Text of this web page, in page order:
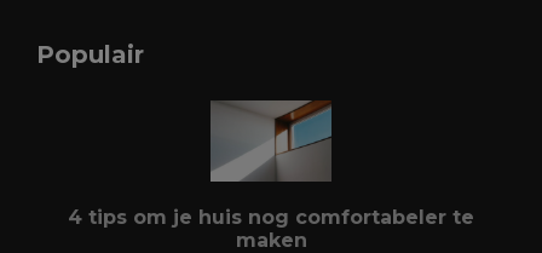
Populair
4 tips om je huis nog comfortabeler te
maken